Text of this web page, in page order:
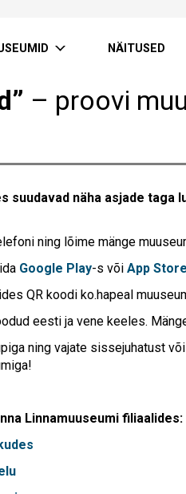
NÄITUSED
– proovi
suudavad näha asjade
ning lõime mänge
Google Play-s või App Store
QR koodi ko.hapeal
eesti ja vene keeles.
ning vajate sissejuhatust
Linnamuuseumi filiaalides: